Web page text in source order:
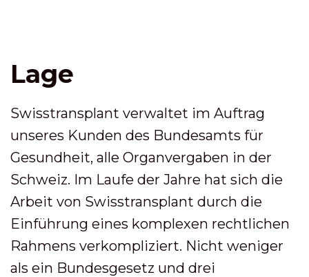
Lage
Swisstransplant verwaltet im Auftrag
unseres Kunden des Bundesamts für
Gesundheit, alle Organvergaben in der
Schweiz. Im Laufe der Jahre hat sich die
Arbeit von Swisstransplant durch die
Einführung eines komplexen rechtlichen
Rahmens verkompliziert. Nicht weniger
als ein Bundesgesetz und drei